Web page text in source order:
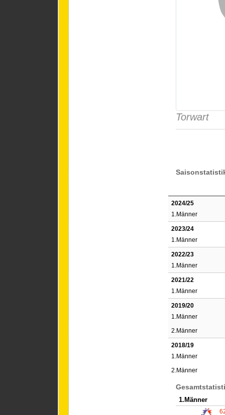
Torwart
2024/25
1.Männer
2023/24
1.Männer
2022/23
1.Männer
2021/22
1.Männer
2019/20
1.Männer
2.Männer
2018/19
1.Männer
2.Männer
1.Männer